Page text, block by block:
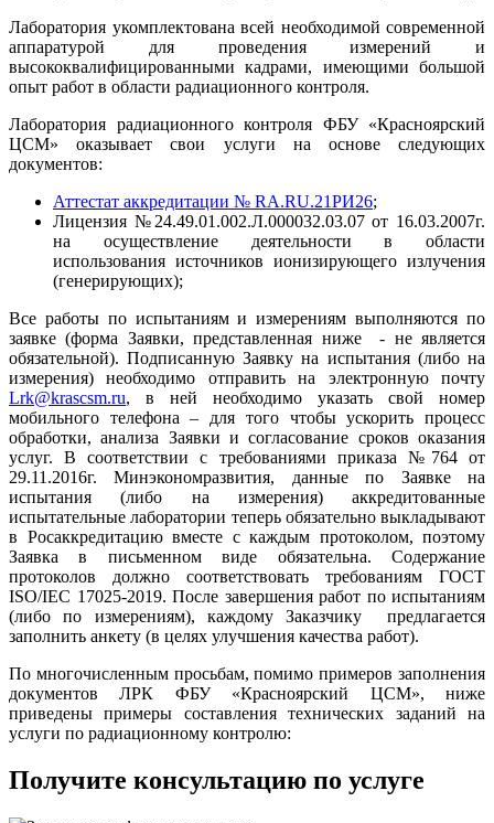
Лаборатория укомплектована всей необходимой современной
аппаратурой для проведения измерений и
высококвалифицированными кадрами, имеющими большой
опыт работ в области радиационного контроля.
Лаборатория радиационного контроля ФБУ «Красноярский
ЦСМ» оказывает свои услуги на основе следующих
документов:
Аттестат аккредитации № RA.RU.21РИ26;
Лицензия №24.49.01.002.Л.000032.03.07 от 16.03.2007г.
на осуществление деятельности в области
использования источников ионизирующего излучения
(генерирующих);
Все работы по испытаниям и измерениям выполняются по
заявке (форма Заявки, представленная ниже - не является
обязательной). Подписанную Заявку на испытания (либо на
измерения) необходимо отправить на электронную почту
Lrk@krascsm.ru, в ней необходимо указать свой номер
мобильного телефона – для того чтобы ускорить процесс
обработки, анализа Заявки и согласование сроков оказания
услуг. В соответствии с требованиями приказа №764 от
29.11.2016г. Минэкономразвития, данные по Заявке на
испытания (либо на измерения) аккредитованные
испытательные лаборатории теперь обязательно выкладывают
в Росаккредитацию вместе с каждым протоколом, поэтому
Заявка в письменном виде обязательна. Содержание
протоколов должно соответствовать требованиям ГОСТ
ISO/IEC 17025-2019. После завершения работ по испытаниям
(либо по измерениям), каждому Заказчику предлагается
заполнить анкету (в целях улучшения качества работ).
По многочисленным просьбам, помимо примеров заполнения
документов ЛРК ФБУ «Красноярский ЦСМ», ниже
приведены примеры составления технических заданий на
услуги по радиационному контролю:
Получите консультацию по услуге